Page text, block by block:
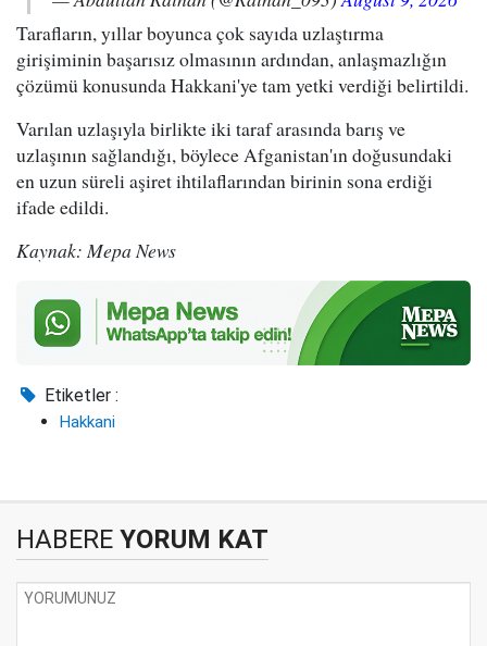
Tarafların, yıllar boyunca çok sayıda uzlaştırma
girişiminin başarısız olmasının ardından, anlaşmazlığın
çözümü konusunda Hakkani'ye tam yetki verdiği belirtildi.
Varılan uzlaşıyla birlikte iki taraf arasında barış ve
uzlaşının sağlandığı, böylece Afganistan'ın doğusundaki
en uzun süreli aşiret ihtilaflarından birinin sona erdiği
ifade edildi.
Kaynak: Mepa News
Etiketler :
Hakkani
HABERE YORUM KAT